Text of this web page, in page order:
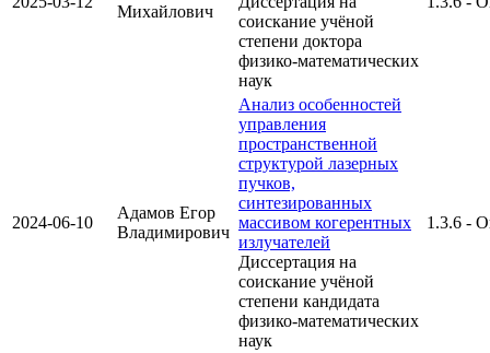
Михайлович
соискание учёной
степени доктора
физико-математических
наук
2024-06-10
Адамов Егор
Владимирович
Анализ особенностей
управления
пространственной
структурой лазерных
пучков,
синтезированных
массивом когерентных
излучателей
Диссертация на
соискание учёной
степени кандидата
физико-математических
наук
1.3.6 -